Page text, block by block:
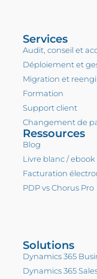
Services
Audit, conseil et
Déploiement et
Migration et
Formation
Support client
Changement de
Ressources
Blog
Livre blanc / ebook
Facturation
PDP vs Chorus Pro
Solutions
Dynamics 365
Dynamics 365